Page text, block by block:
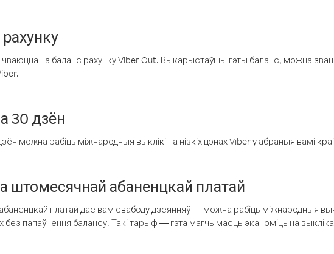
на баланс рахунку Viber Out. Выкарыстаўшы гэты баланс, можна
30 дзён
можна рабіць міжнародныя выклікі па нізкіх цэнах Viber у абраныя вамі
абаненцкай платай
платай дае вам свабоду дзеянняў — можна рабіць міжнародныя
без папаўнення балансу. Такі тарыф — гэта магчымасць эканоміць на